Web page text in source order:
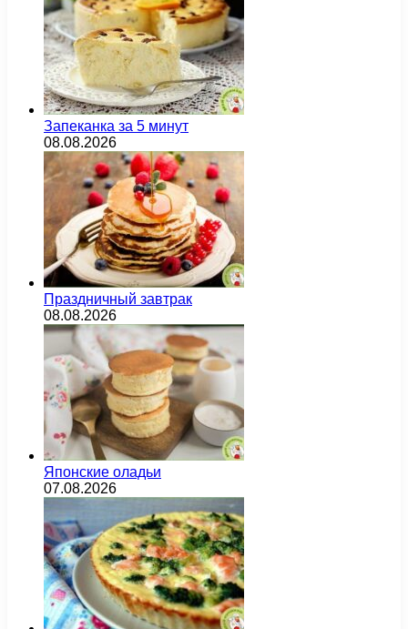
Запеканка за 5 минут
08.08.2026
Праздничный завтрак
08.08.2026
Японские оладьи
07.08.2026